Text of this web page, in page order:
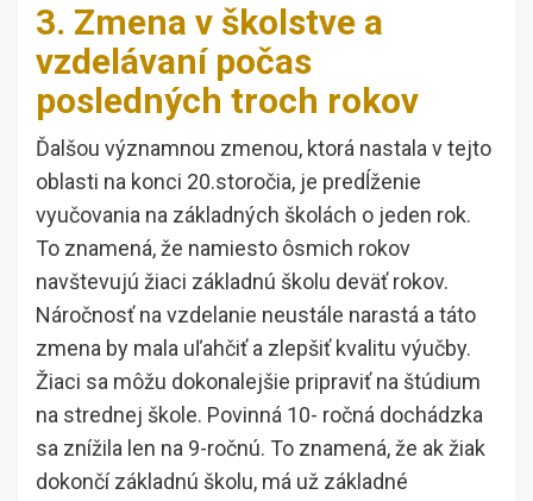
3. Zmena v školstve a
vzdelávaní počas
posledných troch rokov
Ďalšou významnou zmenou, ktorá nastala v tejto
oblasti na konci 20.storočia, je predĺženie
vyučovania na základných školách o jeden rok.
To znamená, že namiesto ôsmich rokov
navštevujú žiaci základnú školu deväť rokov.
Náročnosť na vzdelanie neustále narastá a táto
zmena by mala uľahčiť a zlepšiť kvalitu výučby.
Žiaci sa môžu dokonalejšie pripraviť na štúdium
na strednej škole. Povinná 10- ročná dochádzka
sa znížila len na 9-ročnú. To znamená, že ak žiak
dokončí základnú školu, má už základné